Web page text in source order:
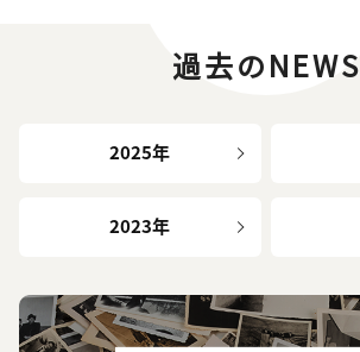
過去のNEWS
2025年
2023年